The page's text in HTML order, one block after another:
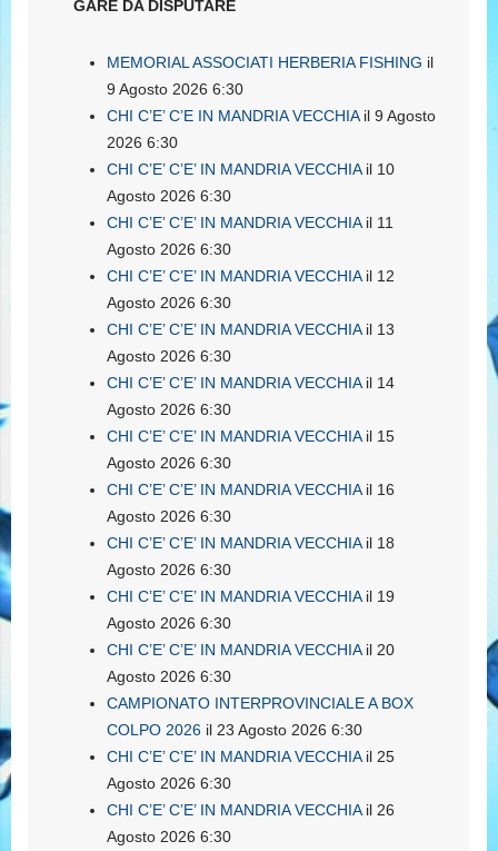
GARE DA DISPUTARE
MEMORIAL ASSOCIATI HERBERIA FISHING il
9 Agosto 2026 6:30
CHI C’E’ C’E IN MANDRIA VECCHIAil 9 Agosto
2026 6:30
CHI C’E’ C’E’ IN MANDRIA VECCHIAil 10
Agosto 2026 6:30
CHI C’E’ C’E’ IN MANDRIA VECCHIAil 11
Agosto 2026 6:30
CHI C’E’ C’E’ IN MANDRIA VECCHIAil 12
Agosto 2026 6:30
CHI C’E’ C’E’ IN MANDRIA VECCHIAil 13
Agosto 2026 6:30
CHI C’E’ C’E’ IN MANDRIA VECCHIAil 14
Agosto 2026 6:30
CHI C’E’ C’E’ IN MANDRIA VECCHIAil 15
Agosto 2026 6:30
CHI C’E’ C’E’ IN MANDRIA VECCHIAil 16
Agosto 2026 6:30
CHI C’E’ C’E’ IN MANDRIA VECCHIAil 18
Agosto 2026 6:30
CHI C’E’ C’E’ IN MANDRIA VECCHIAil 19
Agosto 2026 6:30
CHI C’E’ C’E’ IN MANDRIA VECCHIAil 20
Agosto 2026 6:30
CAMPIONATO INTERPROVINCIALE A BOX
COLPO 2026 il 23 Agosto 2026 6:30
CHI C’E’ C’E’ IN MANDRIA VECCHIAil 25
Agosto 2026 6:30
CHI C’E’ C’E’ IN MANDRIA VECCHIAil 26
Agosto 2026 6:30